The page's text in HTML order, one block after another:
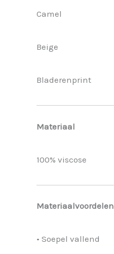
Camel
Beige
Bladerenprint
Materiaal
100% viscose
Materiaalvoordelen
• Soepel vallend